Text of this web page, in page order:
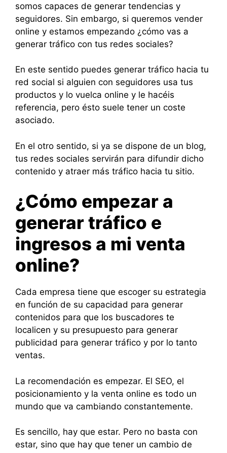
somos capaces de generar tendencias y
seguidores. Sin embargo, si queremos vender
online y estamos empezando ¿cómo vas a
generar tráfico con tus redes sociales?
En este sentido puedes generar tráfico hacia tu
red social si alguien con seguidores usa tus
productos y lo vuelca online y le hacéis
referencia, pero ésto suele tener un coste
asociado.
En el otro sentido, si ya se dispone de un blog,
tus redes sociales servirán para difundir dicho
contenido y atraer más tráfico hacia tu sitio.
¿Cómo empezar a
generar tráfico e
ingresos a mi venta
online?
Cada empresa tiene que escoger su estrategia
en función de su capacidad para generar
contenidos para que los buscadores te
localicen y su presupuesto para generar
publicidad para generar tráfico y por lo tanto
ventas.
La recomendación es empezar. El SEO, el
posicionamiento y la venta online es todo un
mundo que va cambiando constantemente.
Es sencillo, hay que estar. Pero no basta con
estar, sino que hay que tener un cambio de